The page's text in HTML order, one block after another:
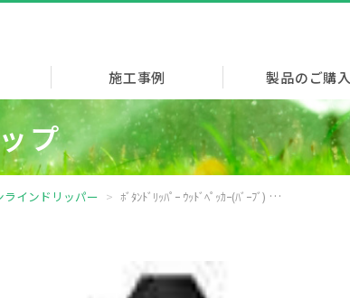
施工事例 製品のご購入
プ
ラインドリッパー ﾎﾞﾀﾝﾄﾞﾘｯﾊﾟｰ ｳｯﾄﾞﾍﾟｯｶｰ(ﾊﾞｰﾌﾞ) 2.0L/H